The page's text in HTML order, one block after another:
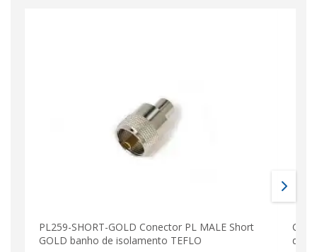
PL259-SHORT-GOLD Conector PL MALE Short
GOLD banho de isolamento TEFLO